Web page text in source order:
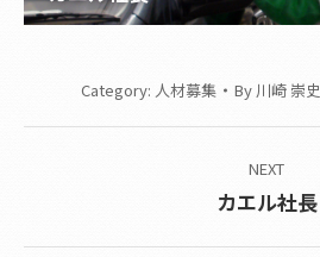
Category: 人材募集 By 川崎 崇史
NEXT
Next
カエル社長